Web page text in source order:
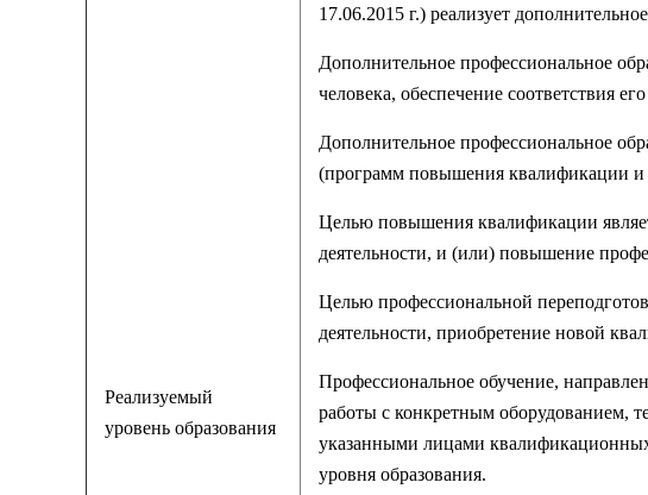
Реализуемый
уровень образования
17.06.2015 г.) реализует
Дополнительное профессиональное
человека, обеспечение соответствия
Дополнительное профессиональное
(программ повышения квалификации и
Целью повышения квалификации
деятельности, и (или) повышение
Целью профессиональной
деятельности, приобретение новой
Профессиональное обучение,
работы с конкретным оборудованием,
указанными лицами
уровня образования.